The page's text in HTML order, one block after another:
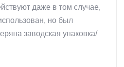
даже в том случае,
но был
заводская упаковка/